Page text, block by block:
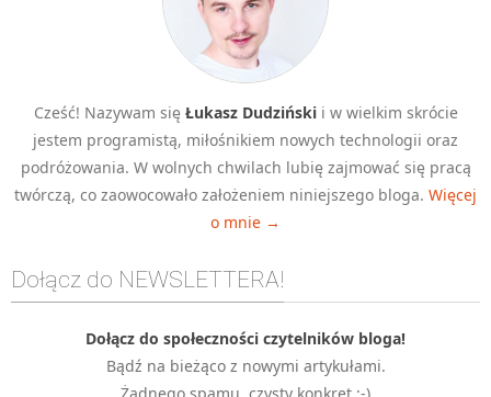
C++
Elementarz Java
Pascal
HTML 5
CSS 3
Django
PHP
WordPress
Cześć! Nazywam się Łukasz Dudzińskii w wielkim skrócie
jestem programistą, miłośnikiem nowych technologii oraz
podróżowania. W wolnych chwilach lubię zajmować się pracą
twórczą, co zaowocowało założeniem niniejszego bloga. Więcej
o mnie →
Dołącz do NEWSLETTERA!
Dołącz do społeczności czytelników bloga!
Bądź na bieżąco z nowymi artykułami.